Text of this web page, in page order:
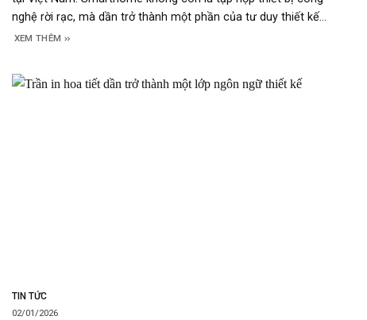
nghệ rời rạc, mà dần trở thành một phần của tư duy thiết kế
tổng thể, nơi ánh sáng, vật liệu và công nghệ vận hành song
XEM THÊM
TIN TỨC
02/01/2026